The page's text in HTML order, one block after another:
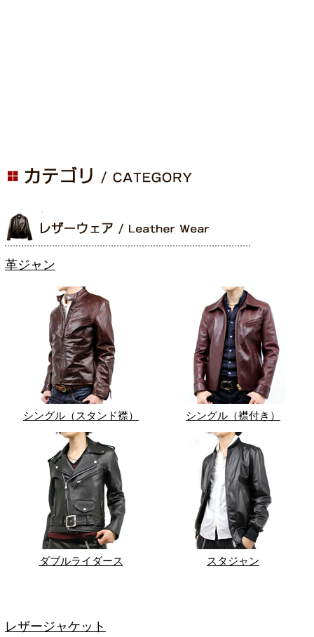
革ジャン
シングル（スタンド襟） シングル（襟付き）
ダブルライダース スタジャン
レザージャケット